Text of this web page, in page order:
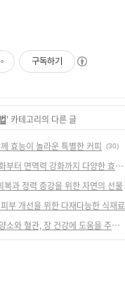
구독하기
' 카테고리의 다른 글
효능이 놀라운 특별한 커피 (30)
목련꽃차 염증 완화부터 면역력 강화까지 다양한 효과를 지닌 자연의 선물
복과 정력 증강을 위한 자연의 선물
부 개선을 위한 다재다능한 식재료
치커리 다양한 영양소와 혈관, 장 건강에 도움을 주는 채소